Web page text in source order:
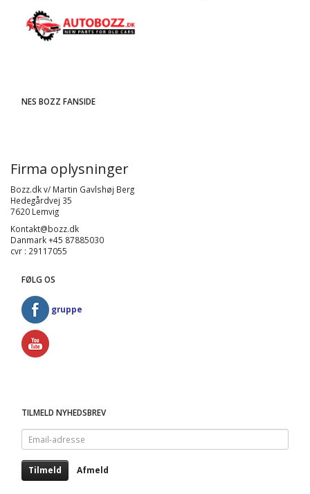
NES BOZZ FANSIDE
Firma oplysninger
Bozz.dk v/ Martin Gavlshøj Berg
Hedegårdvej 35
7620 Lemvig
Kontakt@bozz.dk
Danmark +45 87885030
cvr : 29117055
FØLG OS
gruppe
TILMELD NYHEDSBREV
Email-
adresse
Tilmeld Afmeld